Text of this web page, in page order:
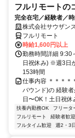
フルリモートの
完全在宅／経験者／
株式会社サウザン
フルリモート
時給1,600円以上
勤務時間詳細 9:30
日祝休み) ※週3日
153時間
仕事内容 ＊＊＊＊
バウンド)の 経験
日〜OK！土日祝
扶養内勤務OK フリータ
フルリモート
経験者歓迎
フルタイム歓迎
週2・3